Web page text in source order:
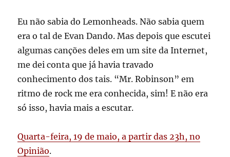
Eu não sabia do Lemonheads. Não sabia quem
era o tal de Evan Dando. Mas depois que escutei
algumas canções deles em um site da Internet,
me dei conta que já havia travado
conhecimento dos tais. “Mr. Robinson” em
ritmo de rock me era conhecida, sim! E não era
só isso, havia mais a escutar.
Quarta-feira, 19 de maio, a partir das 23h, no
Opinião.